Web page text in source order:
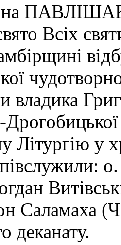
Всіх
владика
Літургію у
о.
Саламаха
деканату.